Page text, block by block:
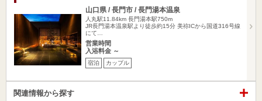
山口県 / 長門市 / 長門湯本温泉
人丸駅11.84km 長門湯本駅750m
JR長門湯本温泉駅より徒歩約15分 美祢ICから国道316号線
にて…
営業時間
入浴料金 ～
宿泊 カップル
関連情報から探す